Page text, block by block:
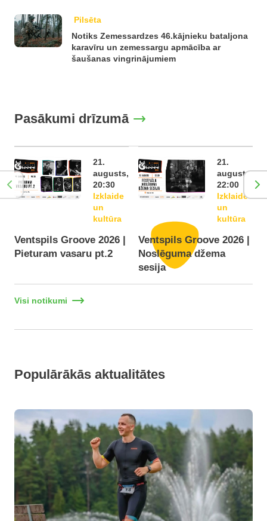
Pilsēta
Notiks Zemessardzes 46.kājnieku bataljona
karavīru un zemessargu apmācība ar
šaušanas vingrinājumiem
Pasākumi drīzumā
21.
augusts,
20:30
Izklaide
un
kultūra
Ventspils Groove 2026 |
Pieturam vasaru pt.2
21.
augusts,
22:00
Izklaide
un
kultūra
Ventspils Groove 2026 |
Noslēguma džema
sesija
Visi notikumi
Populārākās aktualitātes